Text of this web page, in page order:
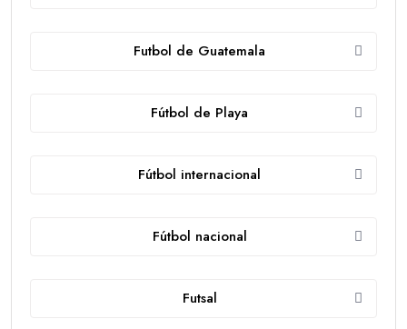
Futbol de Guatemala
Fútbol de Playa
Fútbol internacional
Fútbol nacional
Futsal